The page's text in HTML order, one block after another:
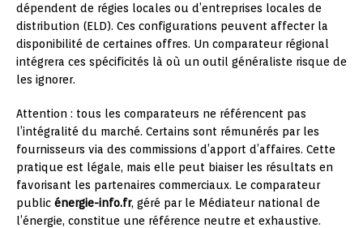
dépendent de régies locales ou d’entreprises locales de
distribution (ELD). Ces configurations peuvent affecter la
disponibilité de certaines offres. Un comparateur régional
intégrera ces spécificités là où un outil généraliste risque de
les ignorer.
Attention : tous les comparateurs ne référencent pas
l’intégralité du marché. Certains sont rémunérés par les
fournisseurs via des commissions d’apport d’affaires. Cette
pratique est légale, mais elle peut biaiser les résultats en
favorisant les partenaires commerciaux. Le comparateur
public énergie-info.fr, géré par le Médiateur national de
l’énergie, constitue une référence neutre et exhaustive.